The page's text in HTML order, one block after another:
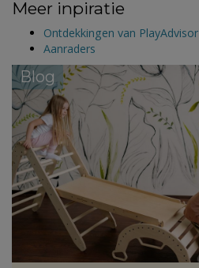
Meer inpiratie
Ontdekkingen van PlayAdvisor
Aanraders
Blog